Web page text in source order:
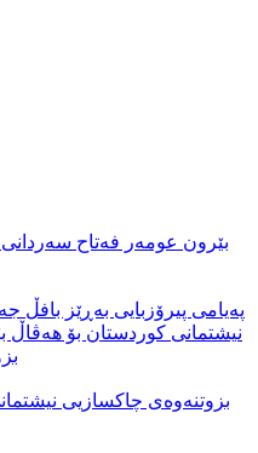
بێرون عومەر فەتاح
پەیامی پیرۆزبایی بەڕێز بافڵ
نیشتمانی کوردستان بۆ
بزوتنەوەی چاکسازیی